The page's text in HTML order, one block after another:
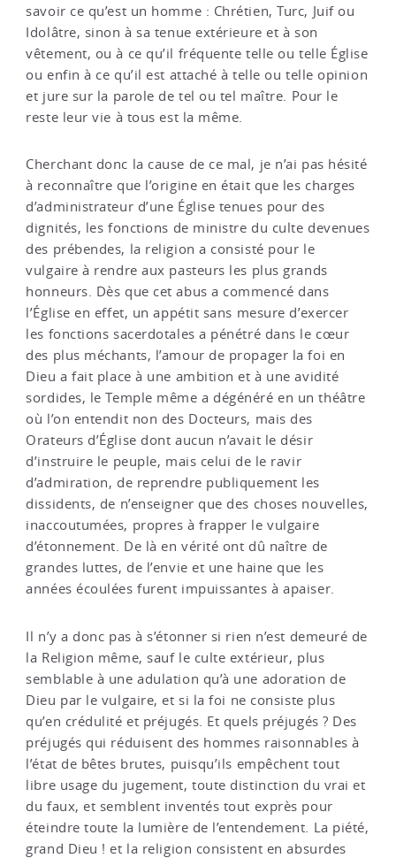
savoir ce qu’est un homme : Chrétien, Turc, Juif ou
Idolâtre, sinon à sa tenue extérieure et à son
vêtement, ou à ce qu’il fréquente telle ou telle Église
ou enfin à ce qu’il est attaché à telle ou telle opinion
et jure sur la parole de tel ou tel maître. Pour le
reste leur vie à tous est la même.
Cherchant donc la cause de ce mal, je n’ai pas hésité
à reconnaître que l’origine en était que les charges
d’administrateur d’une Église tenues pour des
dignités, les fonctions de ministre du culte devenues
des prébendes, la religion a consisté pour le
vulgaire à rendre aux pasteurs les plus grands
honneurs. Dès que cet abus a commencé dans
l’Église en effet, un appétit sans mesure d’exercer
les fonctions sacerdotales a pénétré dans le cœur
des plus méchants, l’amour de propager la foi en
Dieu a fait place à une ambition et à une avidité
sordides, le Temple même a dégénéré en un théâtre
où l’on entendit non des Docteurs, mais des
Orateurs d’Église dont aucun n’avait le désir
d’instruire le peuple, mais celui de le ravir
d’admiration, de reprendre publiquement les
dissidents, de n’enseigner que des choses nouvelles,
inaccoutumées, propres à frapper le vulgaire
d’étonnement. De là en vérité ont dû naître de
grandes luttes, de l’envie et une haine que les
années écoulées furent impuissantes à apaiser.
Il n’y a donc pas à s’étonner si rien n’est demeuré de
la Religion même, sauf le culte extérieur, plus
semblable à une adulation qu’à une adoration de
Dieu par le vulgaire, et si la foi ne consiste plus
qu’en crédulité et préjugés. Et quels préjugés ? Des
préjugés qui réduisent des hommes raisonnables à
l’état de bêtes brutes, puisqu’ils empêchent tout
libre usage du jugement, toute distinction du vrai et
du faux, et semblent inventés tout exprès pour
éteindre toute la lumière de l’entendement. La piété,
grand Dieu ! et la religion consistent en absurdes